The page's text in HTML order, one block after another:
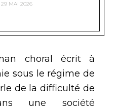
29 MAI 2026
choral écrit à
sous le régime de
de la difficulté de
une société